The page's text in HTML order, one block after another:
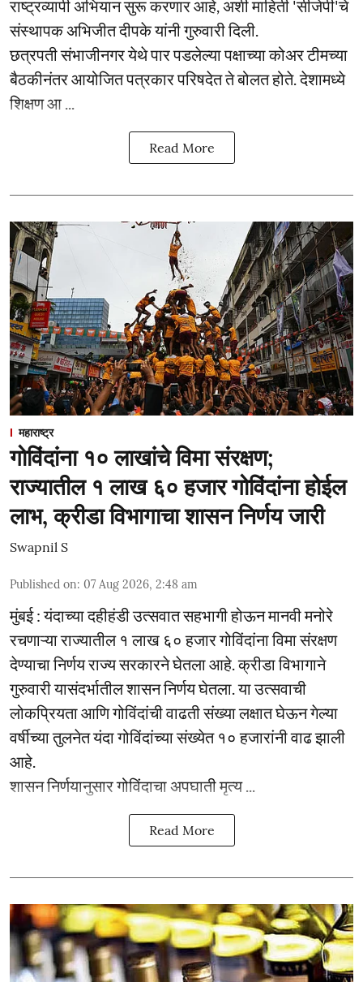
राष्ट्रव्यापी अभियान सुरू करणार आहे, अशी माहिती 'सीजेपी'चे
संस्थापक अभिजीत दीपके यांनी गुरुवारी दिली.
छत्रपती संभाजीनगर येथे पार पडलेल्या पक्षाच्या कोअर टीमच्या
बैठकीनंतर आयोजित पत्रकार परिषदेत ते बोलत होते. देशामध्ये
शिक्षण आ ...
Read More
महाराष्ट्र
गोविंदांना १० लाखांचे विमा संरक्षण;
राज्यातील १ लाख ६० हजार गोविंदांना होईल
लाभ, क्रीडा विभागाचा शासन निर्णय जारी
Swapnil S
Published on: 07 Aug 2026, 2:48 am
मुंबई : यंदाच्या दहीहंडी उत्सवात सहभागी होऊन मानवी मनोरे
रचणाऱ्या राज्यातील १ लाख ६० हजार गोविंदांना विमा संरक्षण
देण्याचा निर्णय राज्य सरकारने घेतला आहे. क्रीडा विभागाने
गुरुवारी यासंदर्भातील शासन निर्णय घेतला. या उत्सवाची
लोकप्रियता आणि गोविंदांची वाढती संख्या लक्षात घेऊन गेल्या
वर्षीच्या तुलनेत यंदा गोविंदांच्या संख्येत १० हजारांनी वाढ झाली
आहे.
शासन निर्णयानुसार गोविंदाचा अपघाती मृत्य ...
Read More